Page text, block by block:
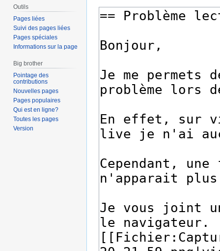
Outils
Pages liées
Suivi des pages liées
Pages spéciales
Informations sur la page
Big brother
Pointage des
contributions
Nouvelles pages
Pages populaires
Qui est en ligne?
Toutes les pages
Version